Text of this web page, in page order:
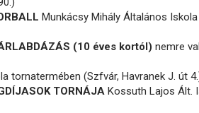
Munkácsy Mihály Általános
(10 éves kortól) nemre
tornatermében (Szfvár, Havranek J. út
TORNÁJA Kossuth Lajos Ált.